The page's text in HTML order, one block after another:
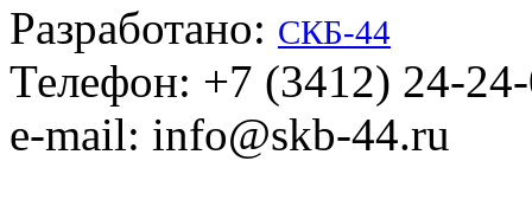
Разработано: СКБ-44
Телефон: +7 (3412) 24-
e-mail: info@skb-44.ru